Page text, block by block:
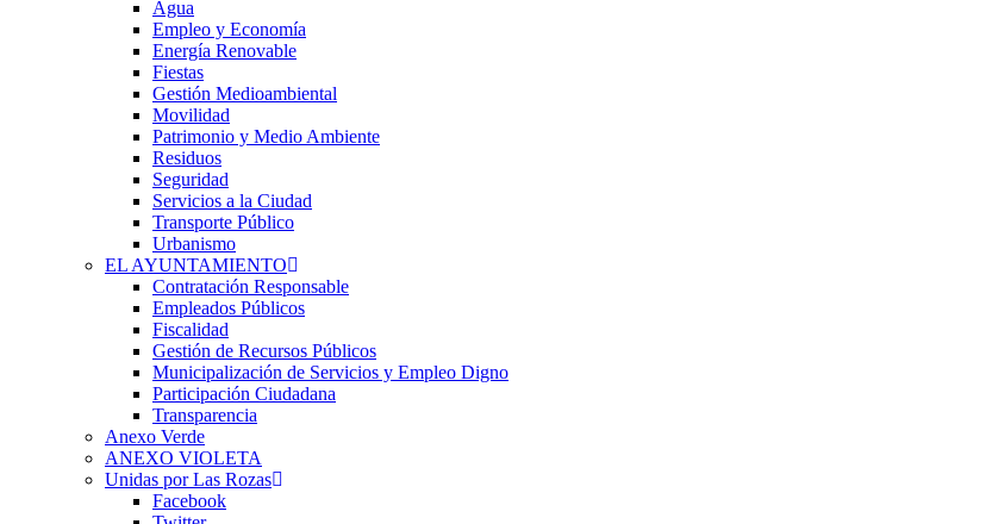
Agua
Empleo y Economía
Energía Renovable
Fiestas
Gestión Medioambiental
Movilidad
Patrimonio y Medio Ambiente
Residuos
Seguridad
Servicios a la Ciudad
Transporte Público
Urbanismo
EL AYUNTAMIENTO
Contratación Responsable
Empleados Públicos
Fiscalidad
Gestión de Recursos Públicos
Municipalización de Servicios y Empleo Digno
Participación Ciudadana
Transparencia
Anexo Verde
ANEXO VIOLETA
Unidas por Las Rozas
Facebook